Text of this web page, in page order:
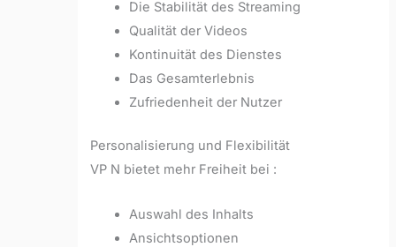
Die Stabilität des Streaming
Qualität der Videos
Kontinuität des Dienstes
Das Gesamterlebnis
Zufriedenheit der Nutzer
Personalisierung und Flexibilität
VP N bietet mehr Freiheit bei :
Auswahl des Inhalts
Ansichtsoptionen